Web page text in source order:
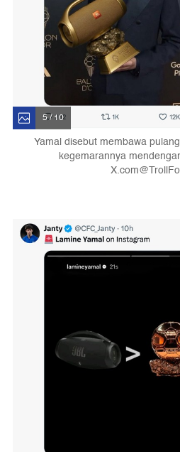
5 / 10
Yamal disebut membawa
kegemarannya